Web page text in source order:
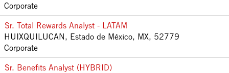
Corporate
Sr. Total Rewards Analyst - LATAM
HUIXQUILUCAN, Estado de México, MX, 52779
Corporate
Sr. Benefits Analyst (HYBRID)